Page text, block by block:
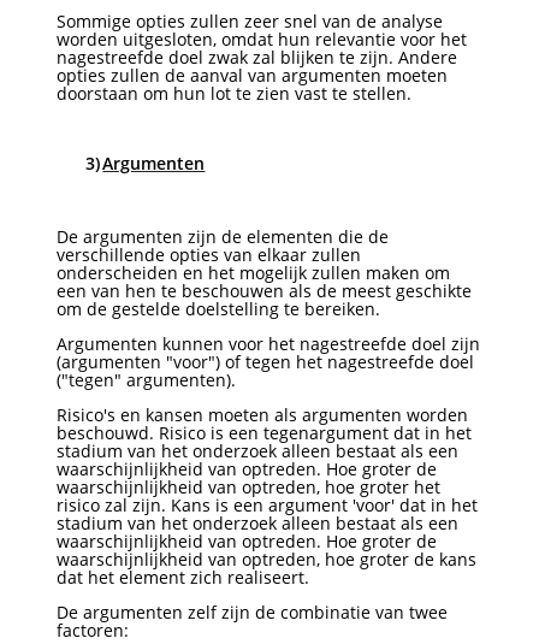
Sommige opties zullen zeer snel van de analyse
worden uitgesloten, omdat hun relevantie voor het
nagestreefde doel zwak zal blijken te zijn. Andere
opties zullen de aanval van argumenten moeten
doorstaan om hun lot te zien vast te stellen.
3)Argumenten
De argumenten zijn de elementen die de
verschillende opties van elkaar zullen
onderscheiden en het mogelijk zullen maken om
een van hen te beschouwen als de meest geschikte
om de gestelde doelstelling te bereiken.
Argumenten kunnen voor het nagestreefde doel zijn
(argumenten "voor") of tegen het nagestreefde doel
("tegen" argumenten).
Risico's en kansen moeten als argumenten worden
beschouwd. Risico is een tegenargument dat in het
stadium van het onderzoek alleen bestaat als een
waarschijnlijkheid van optreden. Hoe groter de
waarschijnlijkheid van optreden, hoe groter het
risico zal zijn. Kans is een argument 'voor' dat in het
stadium van het onderzoek alleen bestaat als een
waarschijnlijkheid van optreden. Hoe groter de
waarschijnlijkheid van optreden, hoe groter de kans
dat het element zich realiseert.
De argumenten zelf zijn de combinatie van twee
factoren: